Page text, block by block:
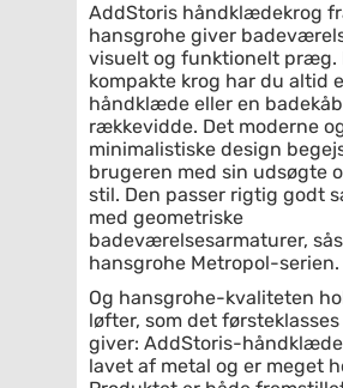
AddStoris håndklædekrog
hansgrohe giver
visuelt og funktionelt præg.
kompakte krog har du altid
håndklæde eller en
rækkevidde. Det moderne
minimalistiske design
brugeren med sin udsøgte
stil. Den passer rigtig godt
med geometriske
badeværelsesarmaturer,
hansgrohe Metropol-serien.
Og hansgrohe-kvaliteten
løfter, som det
giver: AddStoris-
lavet af metal og er meget